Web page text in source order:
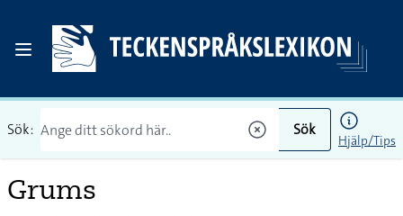
Sök: Sök
Hjälp/Tips
Grums